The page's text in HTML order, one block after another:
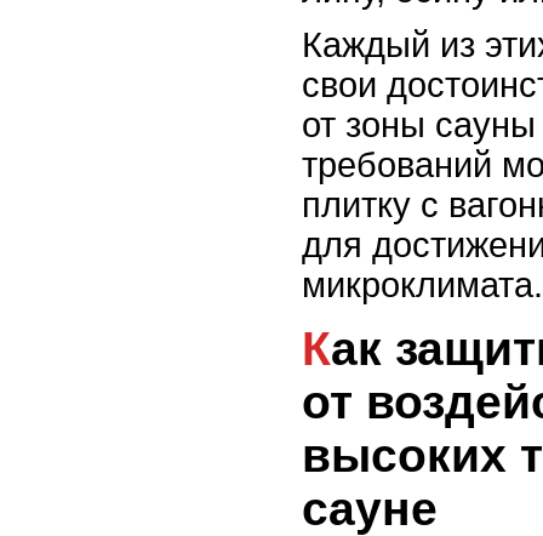
Каждый из
свои
от зоны
требований
плитку с
для
микроклимата.
Как защитить древесину
от
высоких
сауне